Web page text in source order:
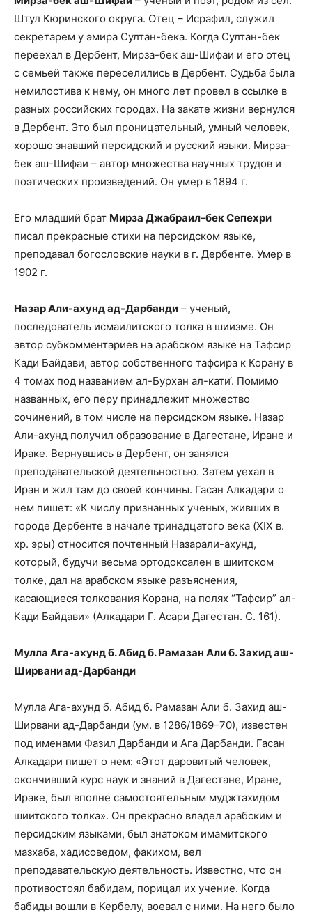
Штул Кюринского округа. Отец – Исрафил, служил
секретарем у эмира Султан-бека. Когда Султан-бек
переехал в Дербент, Мирза-бек аш-Шифаи и его отец
с семьей также переселились в Дербент. Судьба была
немилостива к нему, он много лет провел в ссылке в
разных российских городах. На закате жизни вернулся
в Дербент. Это был проницательный, умный человек,
хорошо знавший персидский и русский языки. Мирза-
бек аш-Шифаи – автор множества научных трудов и
поэтических произведений. Он умер в 1894 г.
Его младший брат Мирза Джабраил-бек Сепехри
писал прекрасные стихи на персидском языке,
преподавал богословские науки в г. Дербенте. Умер в
1902 г.
Назар Али-ахунд ад-Дарбанди – ученый,
последователь исмаилитского толка в шиизме. Он
автор субкомментариев на арабском языке на Тафсир
Кади Байдави, автор собственного тафсира к Корану в
4 томах под названием ал-Бурхан ал-кати‘. Помимо
названных, его перу принадлежит множество
сочинений, в том числе на персидском языке. Назар
Али-ахунд получил образование в Дагестане, Иране и
Ираке. Вернувшись в Дербент, он занялся
преподавательской деятельностью. Затем уехал в
Иран и жил там до своей кончины. Гасан Алкадари о
нем пишет: «К числу признанных ученых, живших в
городе Дербенте в начале тринадцатого века (XIX в.
хр. эры) относится почтенный Назарали-ахунд,
который, будучи весьма ортодоксален в шиитском
толке, дал на арабском языке разъяснения,
касающиеся толкования Корана, на полях “Тафсир” ал-
Кади Байдави» (Алкадари Г. Асари Дагестан. С. 161).
Мулла Ага-ахунд б. Абид б. Рамазан Али б. Захид аш-
Ширвани ад-Дарбанди
Мулла Ага-ахунд б. Абид б. Рамазан Али б. Захид аш-
Ширвани ад-Дарбанди (ум. в 1286/1869–70), известен
под именами Фазил Дарбанди и Ага Дарбанди. Гасан
Алкадари пишет о нем: «Этот даровитый человек,
окончивший курс наук и знаний в Дагестане, Иране,
Ираке, был вполне самостоятельным муджтахидом
шиитского толка». Он прекрасно владел арабским и
персидским языками, был знатоком имамитского
мазхаба, хадисоведом, факихом, вел
преподавательскую деятельность. Известно, что он
противостоял бабидам, порицал их учение. Когда
бабиды вошли в Кербелу, воевал с ними. На него было